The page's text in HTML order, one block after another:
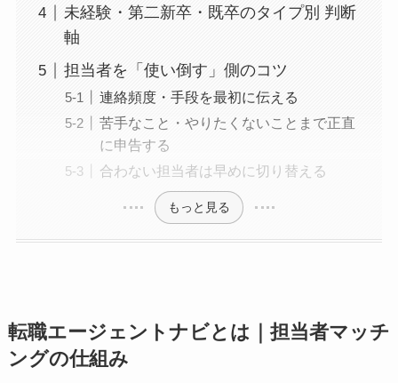
未経験・第二新卒・既卒のタイプ別 判断
軸
担当者を「使い倒す」側のコツ
連絡頻度・手段を最初に伝える
苦手なこと・やりたくないことまで正直
に申告する
合わない担当者は早めに切り替える
もっと見る
転職エージェントナビとは｜担当者マッチ
ングの仕組み